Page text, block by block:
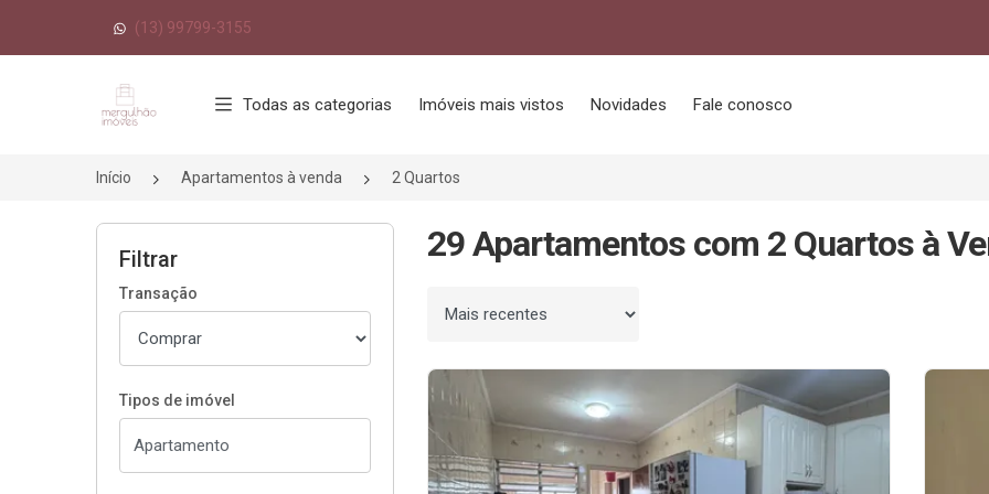
(13) 99799-3155
Página inicial
Todas as categorias Imóveis mais vistos Novidades Fale conosco
Início Apartamentos à venda 2 Quartos
Filtrar
Transação
Tipos de imóvel
29 Apartamentos com 2 Quartos à
Ordenar por